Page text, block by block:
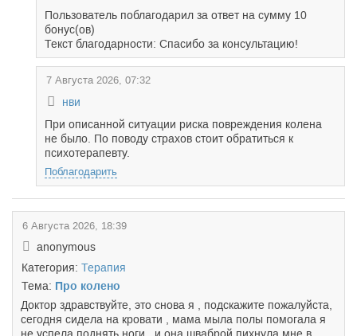
Пользователь поблагодарил за ответ на сумму 10
бонус(ов)
Текст благодарности: Спасибо за консультацию!
7 Августа 2026, 07:32
нви
При описанной ситуации риска повреждения колена
не было. По поводу страхов стоит обратиться к
психотерапевту.
Поблагодарить
6 Августа 2026, 18:39
anonymous
Категория: Терапия
Тема: Про колено
Доктор здравствуйте, это снова я , подскажите пожалуйста,
сегодня сидела на кровати , мама мыла полы помогала я